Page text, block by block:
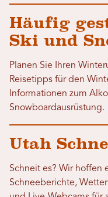
Häufig
Ski und
Planen Sie Ihren
Reisetipps für den
Informationen zum
Snowboardausrüstung.
Utah
Schneit es? Wir hoffen
Schneeberichte,